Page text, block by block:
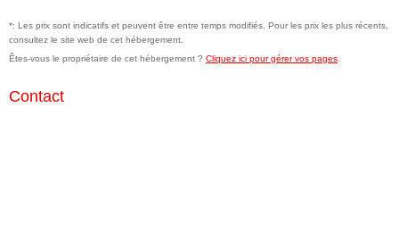
*: Les prix sont indicatifs et peuvent être entre temps modifiés. Pour les prix les plus récents,
consultez le site web de cet hébergement.
Êtes-vous le propriétaire de cet hébergement ? Cliquez ici pour gérer vos pages
Contact